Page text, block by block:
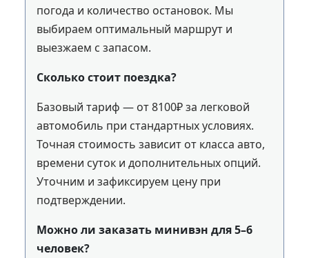
погода и количество остановок. Мы
выбираем оптимальный маршрут и
выезжаем с запасом.
Сколько стоит поездка?
Базовый тариф — от 8100₽ за легковой
автомобиль при стандартных условиях.
Точная стоимость зависит от класса авто,
времени суток и дополнительных опций.
Уточним и зафиксируем цену при
подтверждении.
Можно ли заказать минивэн для 5–6
человек?